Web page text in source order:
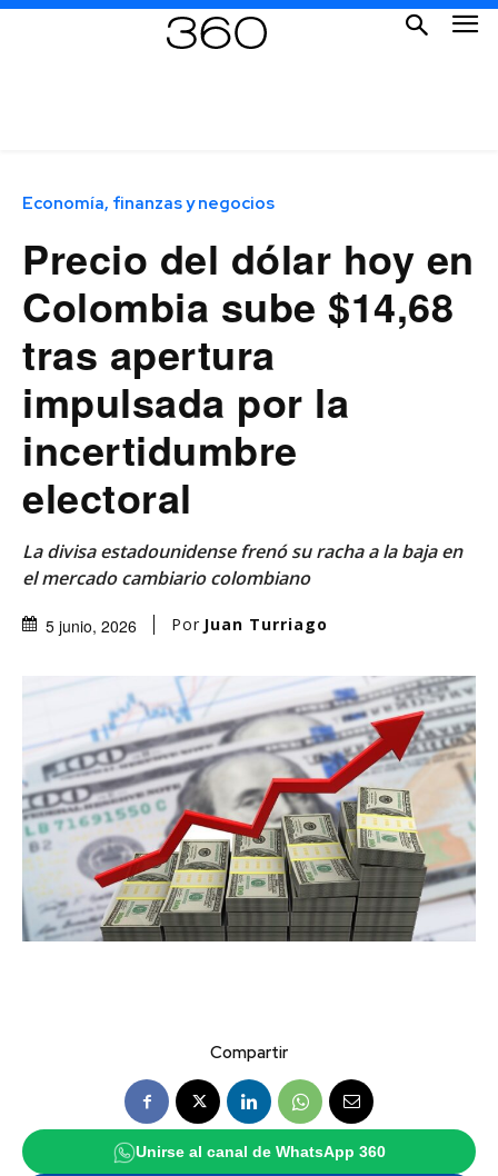
Economía, finanzas y negocios
Precio del dólar hoy en
Colombia sube $14,68
tras apertura
impulsada por la
incertidumbre
electoral
La divisa estadounidense frenó su racha a la baja en
el mercado cambiario colombiano
5 junio, 2026 Por Juan Turriago
Compartir
Unirse al canal de WhatsApp 360